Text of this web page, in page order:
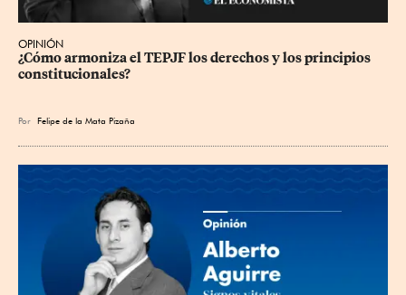
OPINIÓN
¿Cómo armoniza el TEPJF los derechos y los principios
constitucionales?
Por Felipe de la Mata Pizaña